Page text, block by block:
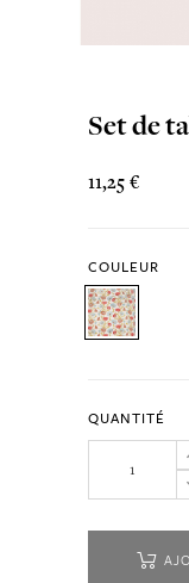
Set de
11,25 €
COULEUR
QUANTITÉ